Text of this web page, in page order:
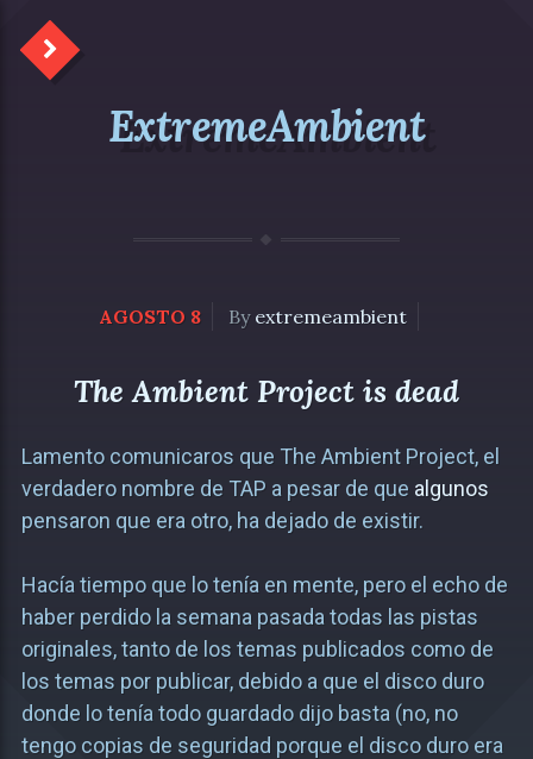
ExtremeAmbient
AGOSTO 8 By extremeambient
The Ambient Project is dead
Lamento comunicaros que The Ambient Project, el
verdadero nombre de TAP a pesar de que algunos
pensaron que era otro, ha dejado de existir.
Hacía tiempo que lo tenía en mente, pero el echo de
haber perdido la semana pasada todas las pistas
originales, tanto de los temas publicados como de
los temas por publicar, debido a que el disco duro
donde lo tenía todo guardado dijo basta (no, no
tengo copias de seguridad porque el disco duro era